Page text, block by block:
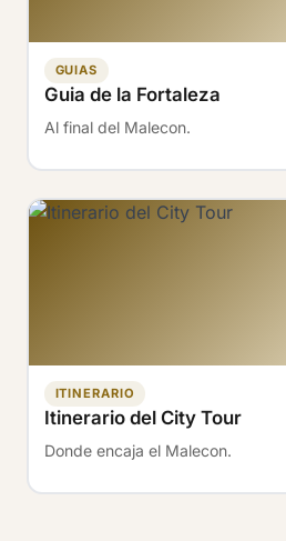
GUIAS
Guia de la Fortaleza
Al final del Malecon.
ITINERARIO
Itinerario del City Tour
Donde encaja el Malecon.